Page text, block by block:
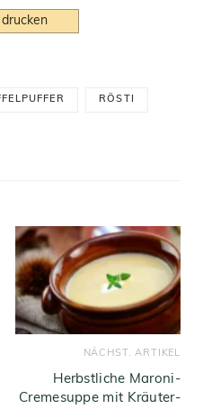
RÖSTI
NÄCHST. ARTIKEL
Herbstliche Maroni-
Cremesuppe mit Kräuter-